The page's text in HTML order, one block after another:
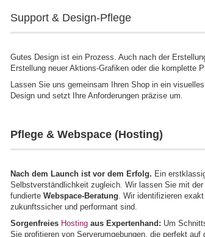
Support & Design-Pflege
Gutes Design ist ein Prozess. Auch nach der
Erstellung neuer Aktions-Grafiken oder die komplette
Lassen Sie uns gemeinsam Ihren Shop in ein
Design und setzt Ihre Anforderungen präzise um.
Pflege & Webspace (Hosting)
Nach dem Launch ist vor dem Erfolg. Ein
Selbstverständlichkeit zugleich. Wir lassen Sie mit
fundierte Webspace-Beratung. Wir identifizieren
zukunftssicher und performant sind.
Sorgenfreies Hosting aus Expertenhand: Um
Sie profitieren von Serverumgebungen, die perfekt